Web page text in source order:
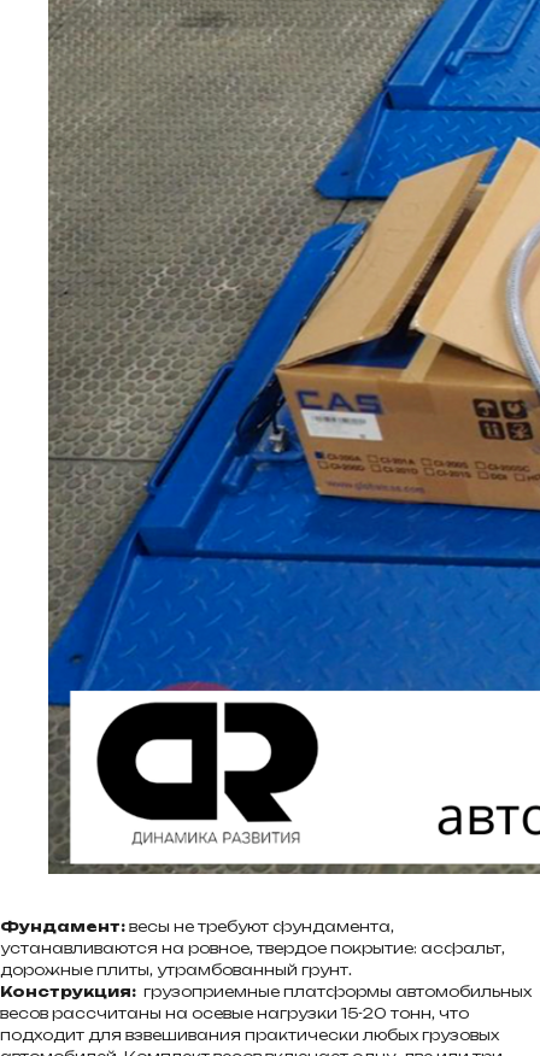
Фундамент: весы не требуют фундамента,
устанавливаются на ровное, твердое покрытие: асфальт,
дорожные плиты, утрамбованный грунт.
Конструкция: грузоприемные платформы автомобильных
весов рассчитаны на осевые нагрузки 15-20 тонн, что
подходит для взвешивания практически любых грузовых